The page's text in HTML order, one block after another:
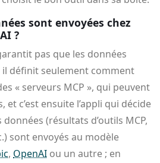
sont envoyées chez
?
pas que les données
définit seulement comment
« serveurs MCP », qui peuvent
c’est ensuite l’appli qui décide
(résultats d’outils MCP,
sont envoyés au modèle
,OpenAI ou un autre ; en